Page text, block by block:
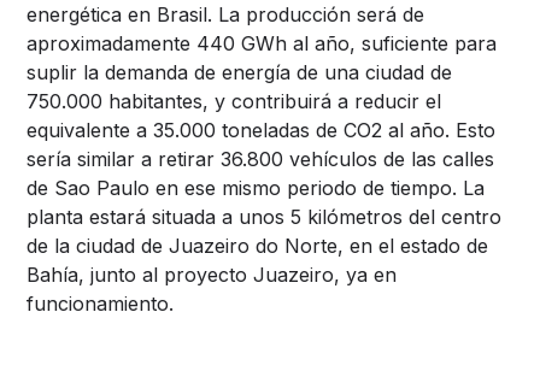
energética en Brasil. La producción será de
aproximadamente 440 GWh al año, suficiente para
suplir la demanda de energía de una ciudad de
750.000 habitantes, y contribuirá a reducir el
equivalente a 35.000 toneladas de CO2 al año. Esto
sería similar a retirar 36.800 vehículos de las calles
de Sao Paulo en ese mismo periodo de tiempo. La
planta estará situada a unos 5 kilómetros del centro
de la ciudad de Juazeiro do Norte, en el estado de
Bahía, junto al proyecto Juazeiro, ya en
funcionamiento.